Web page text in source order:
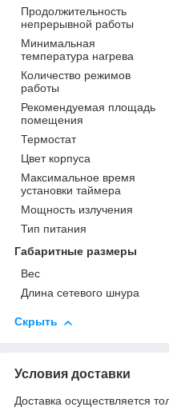
Продолжительность
непрерывной работы
Минимальная
температура нагрева
Количество режимов
работы
Рекомендуемая площадь
помещения
Термостат
Цвет корпуса
Максимальное время
установки таймера
Мощность излучения
Тип питания
Габаритные размеры
Вес
Длина сетевого шнура
Скрыть
Условия доставки
Доставка осуществляется